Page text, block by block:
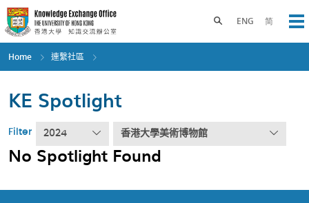
Skip
to
main
content
ENG 简
Toggle search panel
Home 連繫社區
KE Spotlight
Filter 2024 香港大學美術博物館
No Spotlight Found